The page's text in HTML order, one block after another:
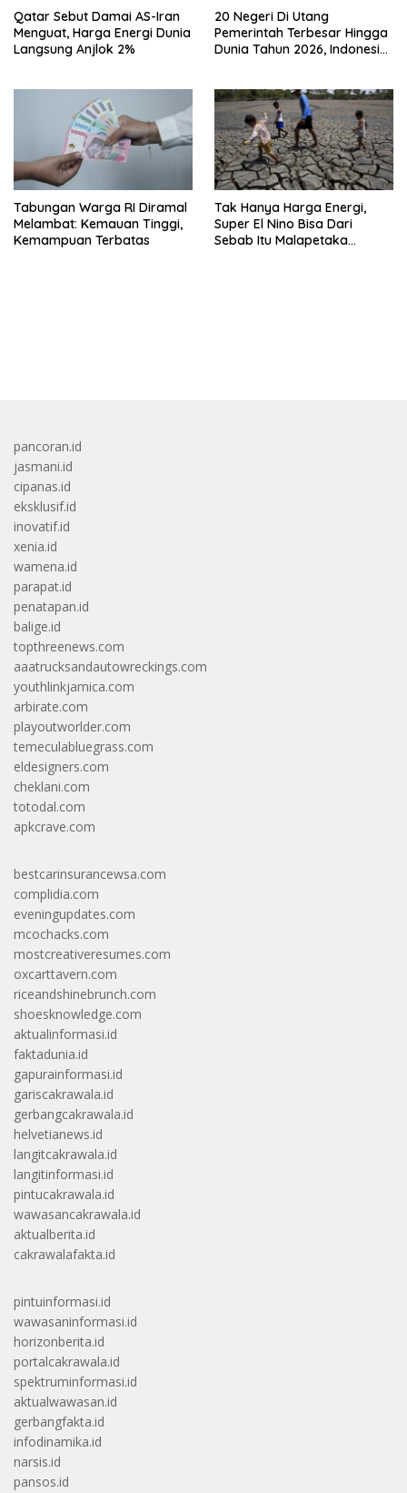
Qatar Sebut Damai AS-Iran
Menguat, Harga Energi Dunia
Langsung Anjlok 2%
20 Negeri Di Utang
Pemerintah Terbesar Hingga
Dunia Tahun 2026, Indonesia
Tabungan Warga RI Diramal
Melambat: Kemauan Tinggi,
Kemampuan Terbatas
Tak Hanya Harga Energi,
Super El Nino Bisa Dari
Sebab Itu Malapetaka
pancoran.id
jasmani.id
cipanas.id
eksklusif.id
inovatif.id
xenia.id
wamena.id
parapat.id
penatapan.id
balige.id
topthreenews.com
aaatrucksandautowreckings.com
youthlinkjamica.com
arbirate.com
playoutworlder.com
temeculabluegrass.com
eldesigners.com
cheklani.com
totodal.com
apkcrave.com
bestcarinsurancewsa.com
complidia.com
eveningupdates.com
mcochacks.com
mostcreativeresumes.com
oxcarttavern.com
riceandshinebrunch.com
shoesknowledge.com
aktualinformasi.id
faktadunia.id
gapurainformasi.id
gariscakrawala.id
gerbangcakrawala.id
helvetianews.id
langitcakrawala.id
langitinformasi.id
pintucakrawala.id
wawasancakrawala.id
aktualberita.id
cakrawalafakta.id
pintuinformasi.id
wawasaninformasi.id
horizonberita.id
portalcakrawala.id
spektruminformasi.id
aktualwawasan.id
gerbangfakta.id
infodinamika.id
narsis.id
pansos.id